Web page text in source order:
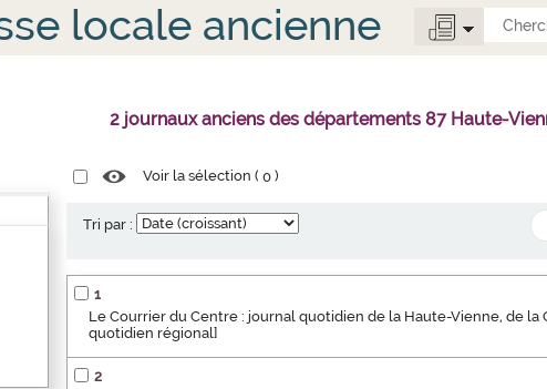
locale ancienne
2 journaux anciens des départements 87 Haute-
Voir la sélection (0 )
Tri par :
1
Le Courrier du Centre : journal quotidien de la Haute-Vienne, de la
quotidien régional]
2